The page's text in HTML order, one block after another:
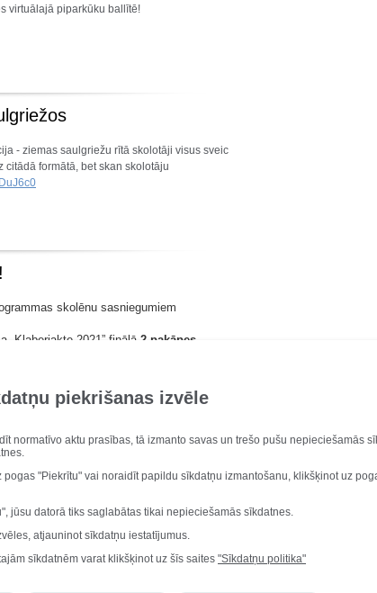
piekrišanas izvēle
normatīvo aktu prasības, tā izmanto savas un trešo pušu nepieciešamās
"Piekrītu" vai noraidīt papildu sīkdatņu izmantošanu, klikšķinot uz
jūsu datorā tiks saglabātas tikai nepieciešamās sīkdatnes.
atjauninot sīkdatņu iestatījumus.
sīkdatnēm varat klikšķinot uz šīs saites "Sīkdatņu politika"
virtuālajā piparkūku ballītē!
- ziemas saulgriežu rītā skolotāji visus sveic
formātā, bet skan skolotāju
skolēnu sasniegumiem
„Klaberjakte 2021” finālā 2.pakāpes
Jēkabam Mālniekam(skolotāja Dace
skatīt YouTube lietotnēLatvian Contests
vidusskolas svētku gaidīšanas laika
mājās. Atver katru dienu un saņem saujiņu